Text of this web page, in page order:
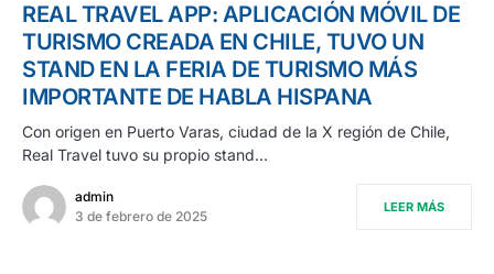
REAL TRAVEL APP: APLICACIÓN MÓVIL DE
TURISMO CREADA EN CHILE, TUVO UN
STAND EN LA FERIA DE TURISMO MÁS
IMPORTANTE DE HABLA HISPANA
Con origen en Puerto Varas, ciudad de la X región de Chile,
Real Travel tuvo su propio stand…
admin
3 de febrero de 2025
LEER MÁS